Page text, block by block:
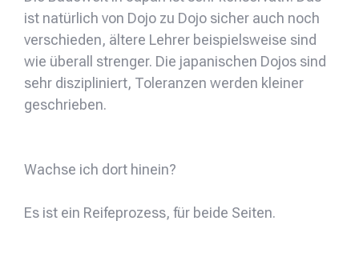
ist natürlich von Dojo zu Dojo sicher auch noch
verschieden, ältere Lehrer beispielsweise sind
wie überall strenger. Die japanischen Dojos sind
sehr diszipliniert, Toleranzen werden kleiner
geschrieben.
Wachse ich dort hinein?
Es ist ein Reifeprozess, für beide Seiten.